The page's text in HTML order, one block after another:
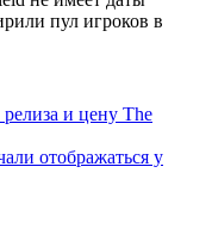
пул игроков в
и цену The
отображаться у